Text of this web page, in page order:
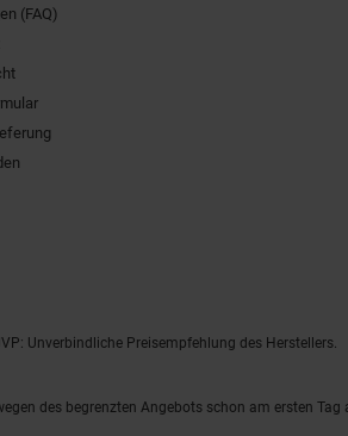
(FAQ)
Unverbindliche Preisempfehlung des Herstellers.
des begrenzten Angebots schon am ersten Tag